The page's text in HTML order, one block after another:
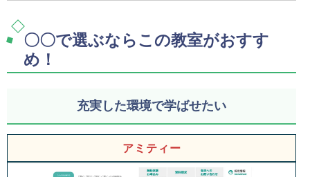
〇〇で選ぶならこの教室がおすす
め！
充実した環境で学ばせたい
アミティー